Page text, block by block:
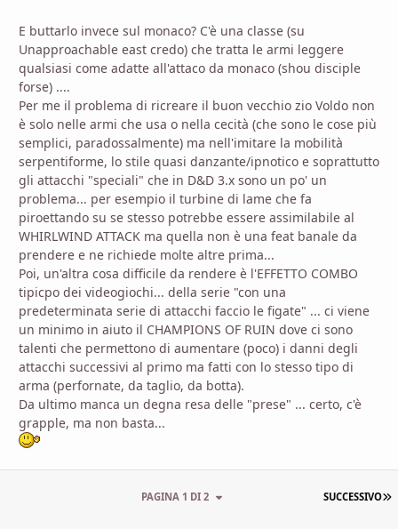
E buttarlo invece sul monaco? C'è una classe (su
Unapproachable east credo) che tratta le armi leggere
qualsiasi come adatte all'attaco da monaco (shou disciple
forse) ....
Per me il problema di ricreare il buon vecchio zio Voldo non
è solo nelle armi che usa o nella cecità (che sono le cose più
semplici, paradossalmente) ma nell'imitare la mobilità
serpentiforme, lo stile quasi danzante/ipnotico e soprattutto
gli attacchi "speciali" che in D&D 3.x sono un po' un
problema... per esempio il turbine di lame che fa
piroettando su se stesso potrebbe essere assimilabile al
WHIRLWIND ATTACK ma quella non è una feat banale da
prendere e ne richiede molte altre prima...
Poi, un'altra cosa difficile da rendere è l'EFFETTO COMBO
tipicpo dei videogiochi... della serie "con una
predeterminata serie di attacchi faccio le figate" ... ci viene
un minimo in aiuto il CHAMPIONS OF RUIN dove ci sono
talenti che permettono di aumentare (poco) i danni degli
attacchi successivi al primo ma fatti con lo stesso tipo di
arma (perfornate, da taglio, da botta).
Da ultimo manca un degna resa delle "prese" ... certo, c'è
grapple, ma non basta...
SUCCESSIVO
PAGINA 1 DI 2